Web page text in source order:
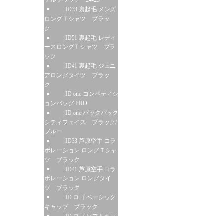
ID33 裏起毛 メンズ
ロングＴシャツ ブラッ
ク
ID51 裏起毛 レディ
ースロングＴシャツ ブラ
ック
ID41 裏起毛 ジュニ
アロングタイツ ブラッ
ク
ID one コンペティシ
ョンバッグ PRO
ID one バックパック
シティフェイス ブラック/
ブルー
ID33 芦原空手 コラ
ボレーション ロングＴシャ
ツ ブラック
ID41 芦原空手 コラ
ボレーション ロングタイ
ツ ブラック
ID ロゴ ベーシック
キャップ ブラック